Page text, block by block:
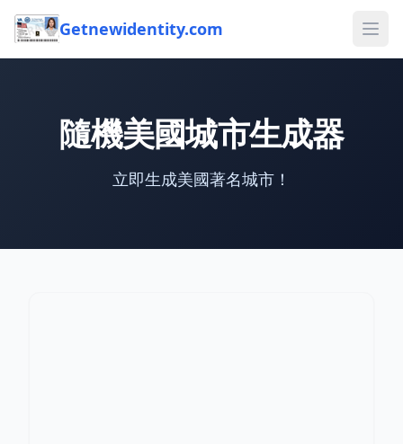
Getnewidentity.com
隨機美國城市生成器
立即生成美國著名城市！